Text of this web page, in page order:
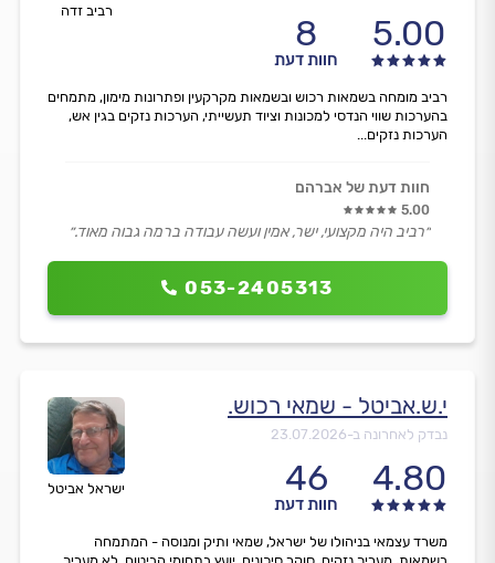
רביב זדה
5.00
8
חוות דעת
053-2405313
רביב מומחה בשמאות רכוש ובשמאות מקרקעין ופתרונות מימון, מתמחים
בהערכות שווי הנדסי למכונות וציוד תעשייתי, הערכות נזקים בגין אש,
הערכות נזקים...
חוות דעת של אברהם
5.00
״רביב היה מקצועי, ישר, אמין ועשה עבודה ברמה גבוה מאוד.״
ישראל אביטל
י.ש.אביטל - שמאי רכוש.
נבדק לאחרונה ב-23.07.2026
4.80
46
חוות דעת
משרד עצמאי בניהולו של ישראל, שמאי ותיק ומנוסה - המתמחה